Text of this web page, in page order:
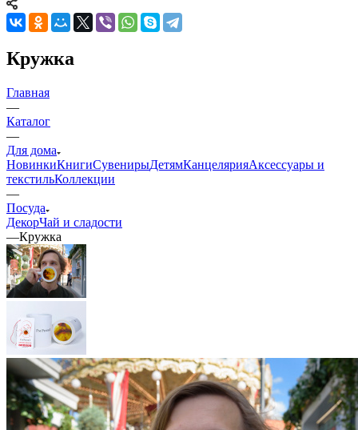
Кружка
Главная
—
Каталог
—
Для дома
НовинкиКнигиСувенирыДетямКанцелярияАксессуары и
текстильКоллекции
—
Посуда
ДекорЧай и сладости
—Кружка